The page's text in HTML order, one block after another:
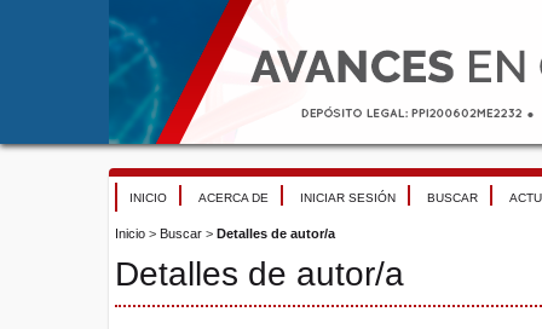
INICIO ACERCA DE INICIAR SESIÓN BUSCAR
Inicio > Buscar > Detalles de autor/a
Detalles de autor/a